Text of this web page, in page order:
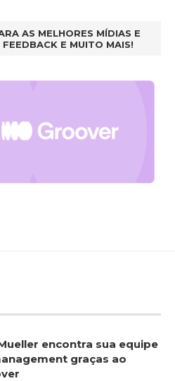
AS MELHORES MÍDIAS E
FEEDBACK E MUITO MAIS!
encontra sua equipe
graças ao